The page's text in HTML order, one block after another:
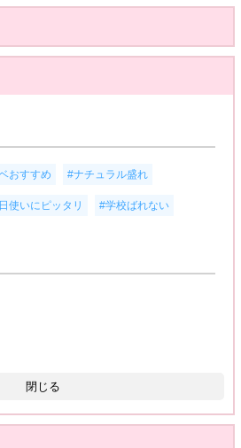
おすすめ #ナチュラル盛れ
使いにピッタリ #学校ばれない
閉じる